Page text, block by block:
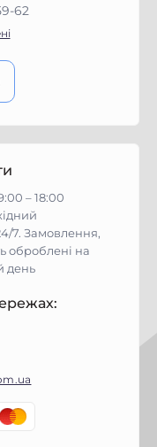
62
– 18:00
7. Замовлення,
оброблені на
день